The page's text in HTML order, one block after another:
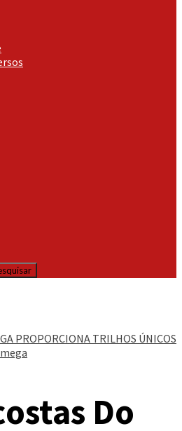
PROPORCIONA TRILHOS ÚNICOS
Do